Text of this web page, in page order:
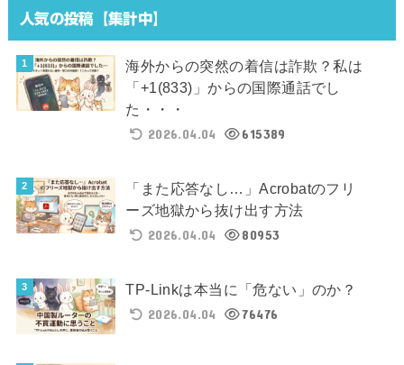
人気の投稿【集計中】
海外からの突然の着信は詐欺？私は
「+1(833)」からの国際通話でし
た・・・
2026.04.04
615389
「また応答なし…」Acrobatのフリ
ーズ地獄から抜け出す方法
2026.04.04
80953
TP-Linkは本当に「危ない」のか？
2026.04.04
76476